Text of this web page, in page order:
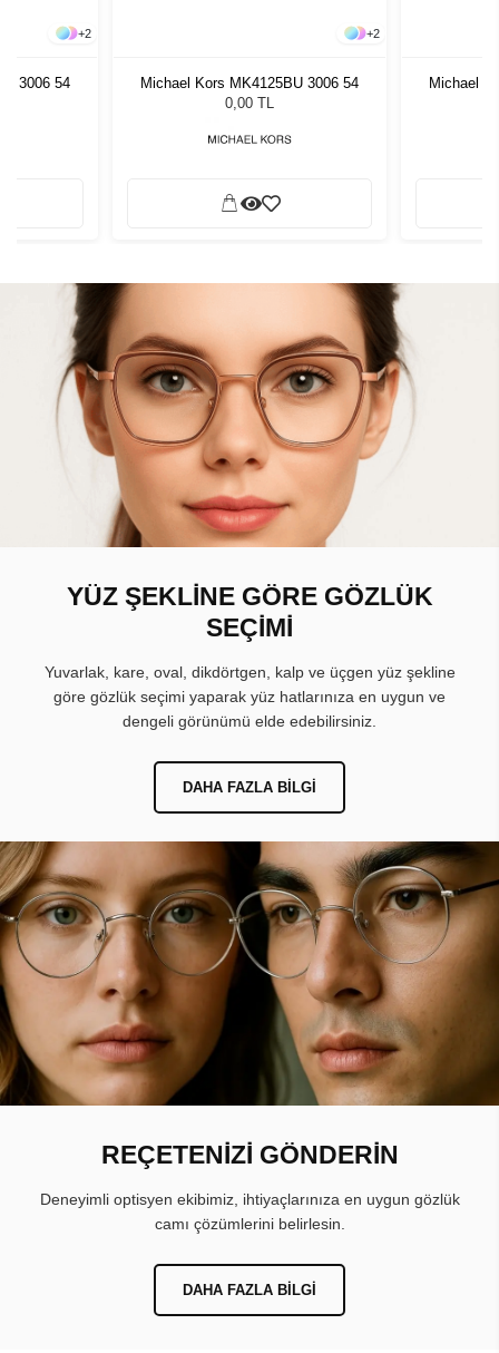
+2
3006 54
+2
Michael Kors MK4125BU 3006 54
0,00 TL
Michael
YÜZ ŞEKLİNE GÖRE GÖZLÜK
SEÇİMİ
Yuvarlak, kare, oval, dikdörtgen, kalp ve üçgen yüz şekline
göre gözlük seçimi yaparak yüz hatlarınıza en uygun ve
dengeli görünümü elde edebilirsiniz.
DAHA FAZLA BILGI
REÇETENİZİ GÖNDERİN
Deneyimli optisyen ekibimiz, ihtiyaçlarınıza en uygun gözlük
camı çözümlerini belirlesin.
DAHA FAZLA BILGI